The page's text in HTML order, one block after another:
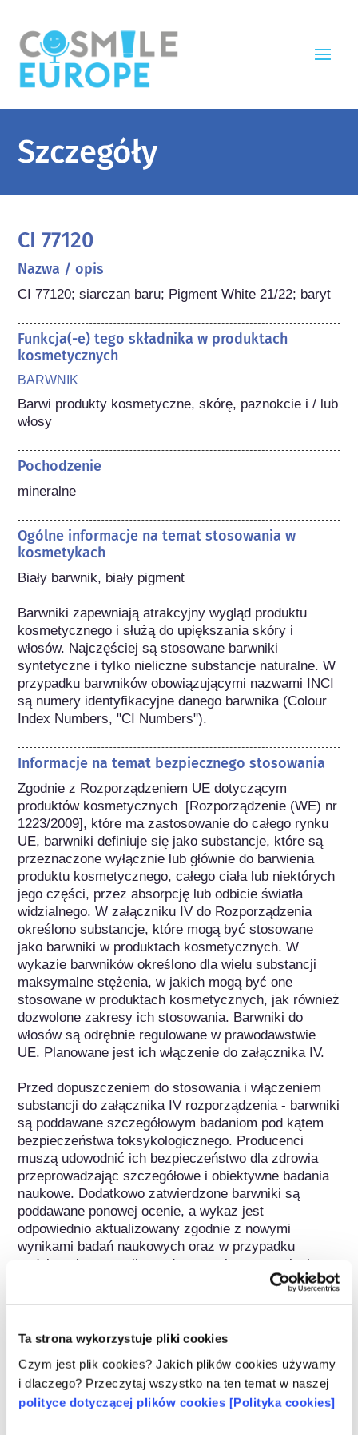
Ta strona wykorzystuje pliki cookies
Czym jest plik cookies? Jakich plików cookies używamy
i dlaczego? Przeczytaj wszystko na ten temat w naszej
polityce dotyczącej plików cookies [Polityka cookies]
Szczegóły
CI 77120
Nazwa / opis
CI 77120; siarczan baru; Pigment White 21/22; baryt
Funkcja(-e) tego składnika w produktach
kosmetycznych
BARWNIK
Barwi produkty kosmetyczne, skórę, paznokcie i / lub
włosy
Pochodzenie
mineralne
Ogólne informacje na temat stosowania w
kosmetykach
Biały barwnik, biały pigment
Barwniki zapewniają atrakcyjny wygląd produktu
kosmetycznego i służą do upiększania skóry i
włosów. Najczęściej są stosowane barwniki
syntetyczne i tylko nieliczne substancje naturalne. W
przypadku barwników obowiązującymi nazwami INCI
są numery identyfikacyjne danego barwnika (Colour
Index Numbers, "CI Numbers").
Informacje na temat bezpiecznego stosowania
Zgodnie z Rozporządzeniem UE dotyczącym
produktów kosmetycznych  [Rozporządzenie (WE) nr
1223/2009], które ma zastosowanie do całego rynku
UE, barwniki definiuje się jako substancje, które są
przeznaczone wyłącznie lub głównie do barwienia
produktu kosmetycznego, całego ciała lub niektórych
jego części, przez absorpcję lub odbicie światła
widzialnego. W załączniku IV do Rozporządzenia
określono substancje, które mogą być stosowane
jako barwniki w produktach kosmetycznych. W
wykazie barwników określono dla wielu substancji
maksymalne stężenia, w jakich mogą być one
stosowane w produktach kosmetycznych, jak również
dozwolone zakresy ich stosowania. Barwniki do
włosów są odrębnie regulowane w prawodawstwie
UE. Planowane jest ich włączenie do załącznika IV.
Przed dopuszczeniem do stosowania i włączeniem
substancji do załącznika IV rozporządzenia - barwniki
są poddawane szczegółowym badaniom pod kątem
bezpieczeństwa toksykologicznego. Producenci
muszą udowodnić ich bezpieczeństwo dla zdrowia
przeprowadzając szczegółowe i obiektywne badania
naukowe. Dodatkowo zatwierdzone barwniki są
poddawane ponowej ocenie, a wykaz jest
odpowiednio aktualizowany zgodnie z nowymi
wynikami badań naukowych oraz w przypadku
podejrzenia, w wyniku nadzoru rynku, wystąpienia
Regulacje dotyczące kosmetyków